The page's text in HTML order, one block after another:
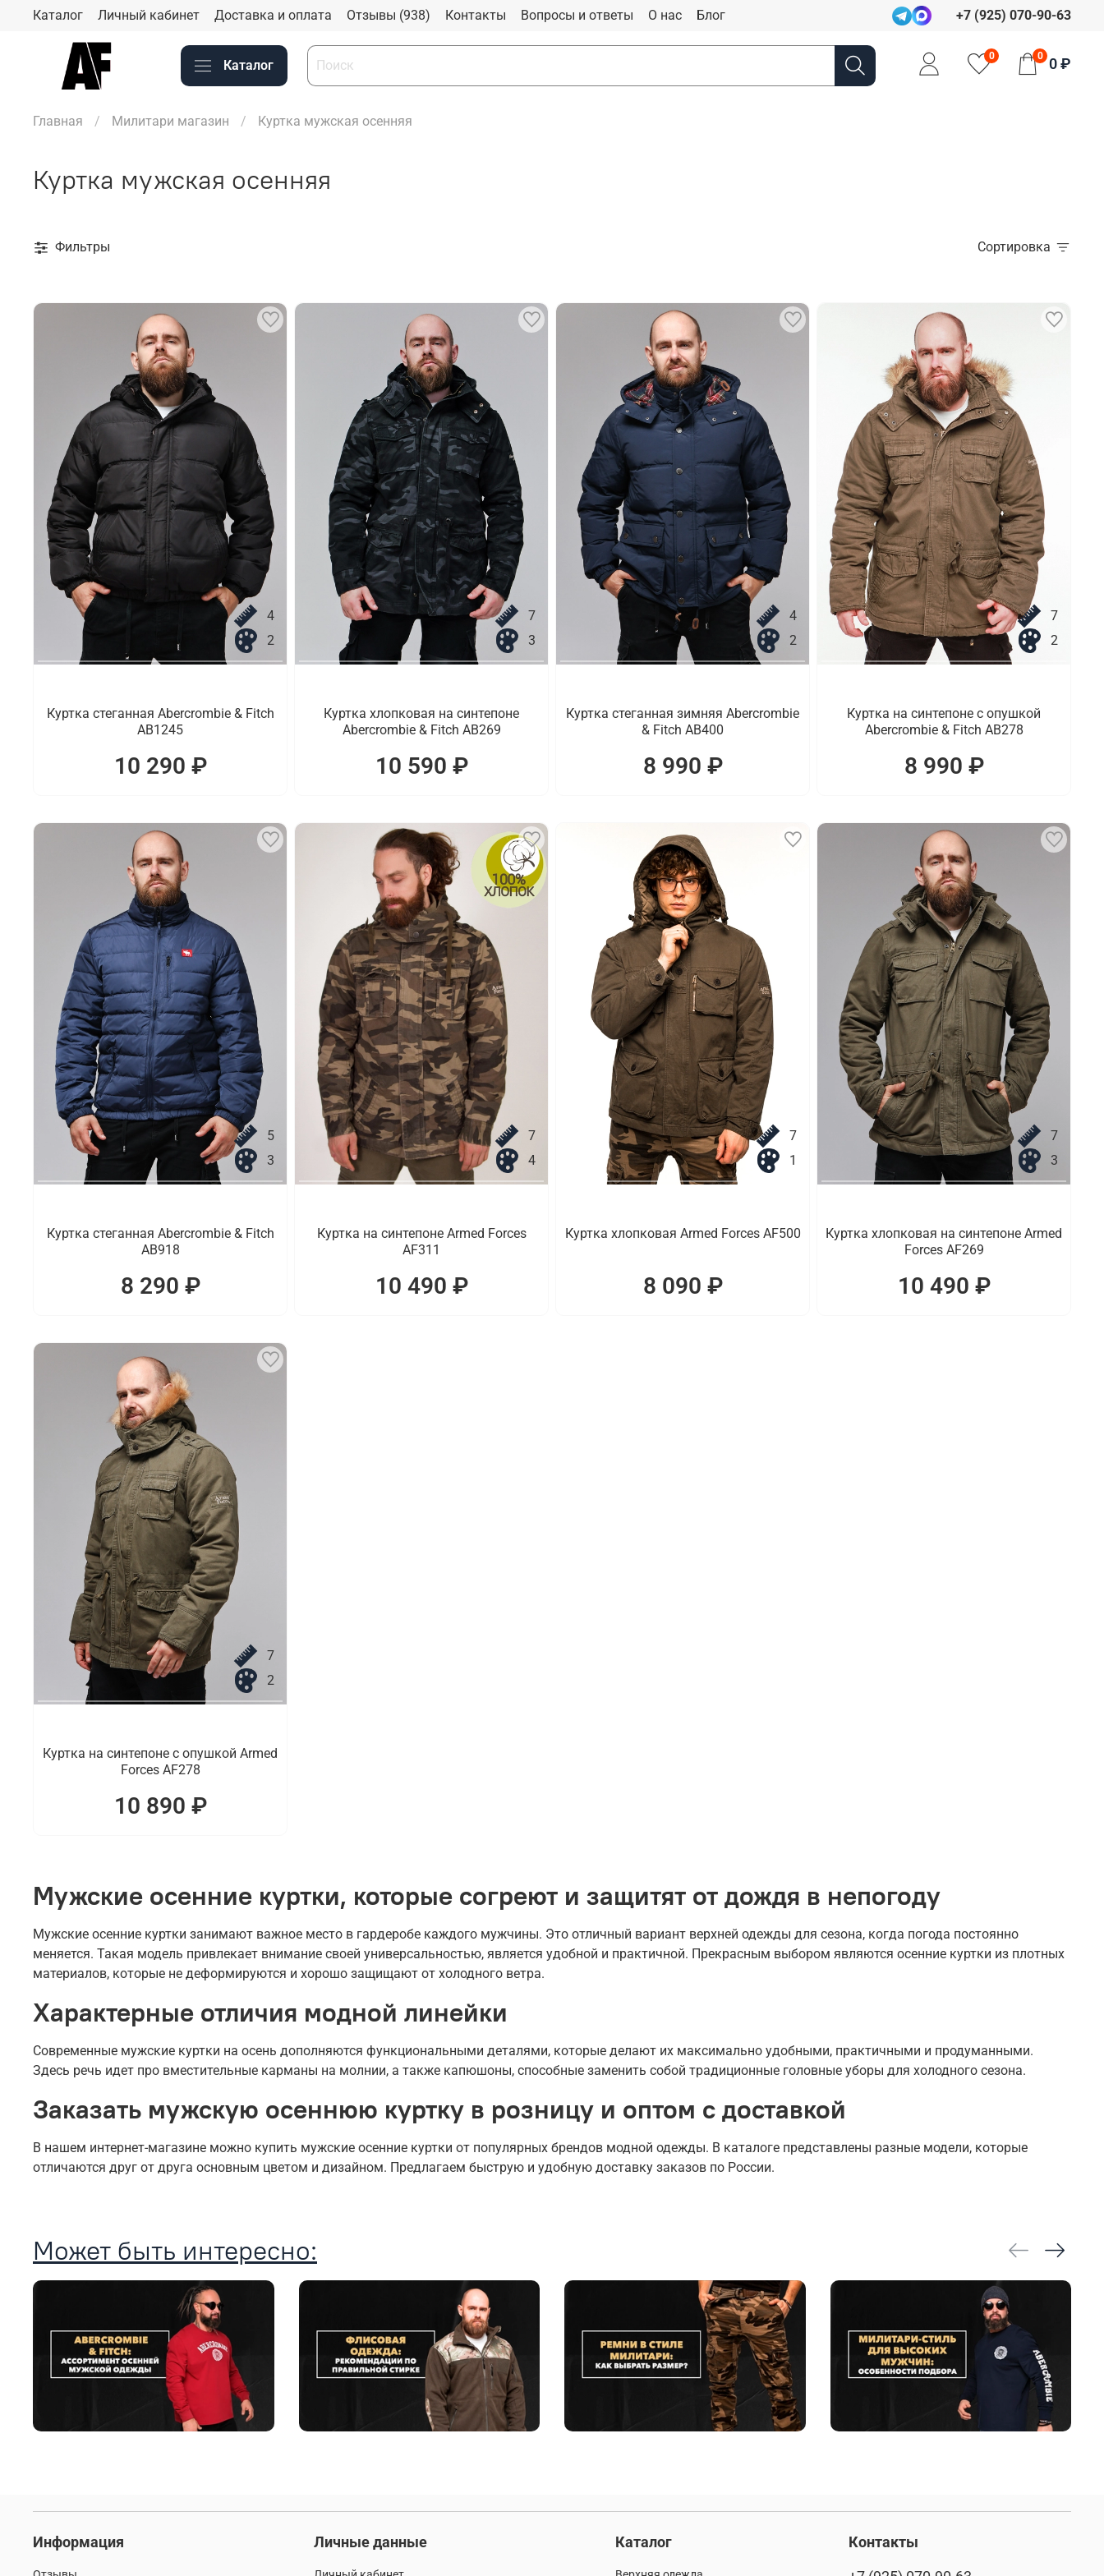
Каталог Личный кабинет Доставка и оплата Отзывы (938) Контакты Вопросы и ответы О нас Блог +7 (925) 070-90-63
Каталог
0 0 0 ₽
Главная Милитари магазин Куртка мужская осенняя
Куртка мужская осенняя
Фильтры Сортировка
4
2
Куртка стеганная Abercrombie & Fitch
AB1245
10 290 ₽
7
3
Куртка хлопковая на синтепоне
Abercrombie & Fitch AB269
10 590 ₽
4
2
Куртка стеганная зимняя Abercrombie
& Fitch AB400
8 990 ₽
7
2
Куртка на синтепоне с опушкой
Abercrombie & Fitch AB278
8 990 ₽
5
3
Куртка стеганная Abercrombie & Fitch
AB918
8 290 ₽
7
4
Куртка на синтепоне Armed Forces
AF311
10 490 ₽
7
1
Куртка хлопковая Armed Forces AF500
8 090 ₽
7
3
Куртка хлопковая на синтепоне Armed
Forces AF269
10 490 ₽
7
2
Куртка на синтепоне с опушкой Armed
Forces AF278
10 890 ₽
Мужские осенние куртки, которые согреют и защитят от дождя в непогоду
Мужские осенние куртки занимают важное место в гардеробе каждого мужчины. Это отличный вариант верхней одежды для сезона, когда погода постоянно
меняется. Такая модель привлекает внимание своей универсальностью, является удобной и практичной. Прекрасным выбором являются осенние куртки из плотных
материалов, которые не деформируются и хорошо защищают от холодного ветра.
Характерные отличия модной линейки
Современные мужские куртки на осень дополняются функциональными деталями, которые делают их максимально удобными, практичными и продуманными.
Здесь речь идет про вместительные карманы на молнии, а также капюшоны, способные заменить собой традиционные головные уборы для холодного сезона.
Заказать мужскую осеннюю куртку в розницу и оптом с доставкой
В нашем интернет-магазине можно купить мужские осенние куртки от популярных брендов модной одежды. В каталоге представлены разные модели, которые
отличаются друг от друга основным цветом и дизайном. Предлагаем быструю и удобную доставку заказов по России.
Может быть интересно:
Информация Личные данные Каталог Контакты